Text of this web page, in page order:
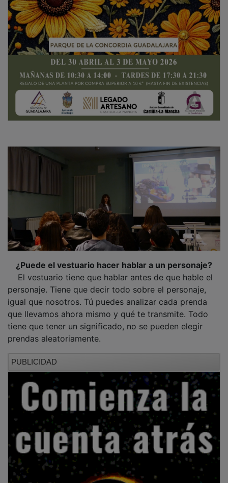
El vestuario tiene que hablar antes de que hable el
personaje. Tiene que decir todo sobre el personaje,
igual que nosotros. Tú puedes analizar cada prenda
que llevamos ahora mismo y qué te transmite. Todo
tiene que tener un significado, no se pueden elegir
prendas aleatoriamente.